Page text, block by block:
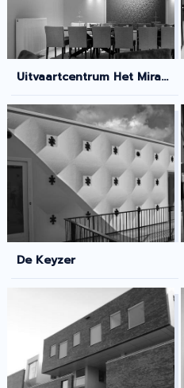
Uitvaartcentrum Het Mirakel
De Keyzer